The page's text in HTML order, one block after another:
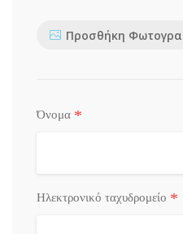
Προσθήκη
Όνομα *
Ηλεκτρονικό ταχυδρομείο *